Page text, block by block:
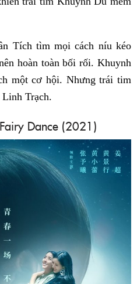
Tích tìm mọi cách níu kéo
hoàn toàn bối rối. Khuynh
một cơ hội. Nhưng trái tim
Trạch.
Dance (2021)